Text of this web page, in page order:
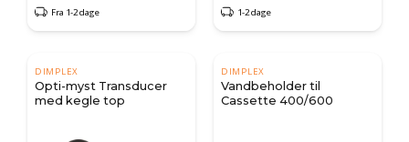
Fra 1-2 dage 1-2 dage
DIMPLEX
Opti-myst Transducer
med kegle top
DIMPLEX
Vandbeholder til
Cassette 400/600